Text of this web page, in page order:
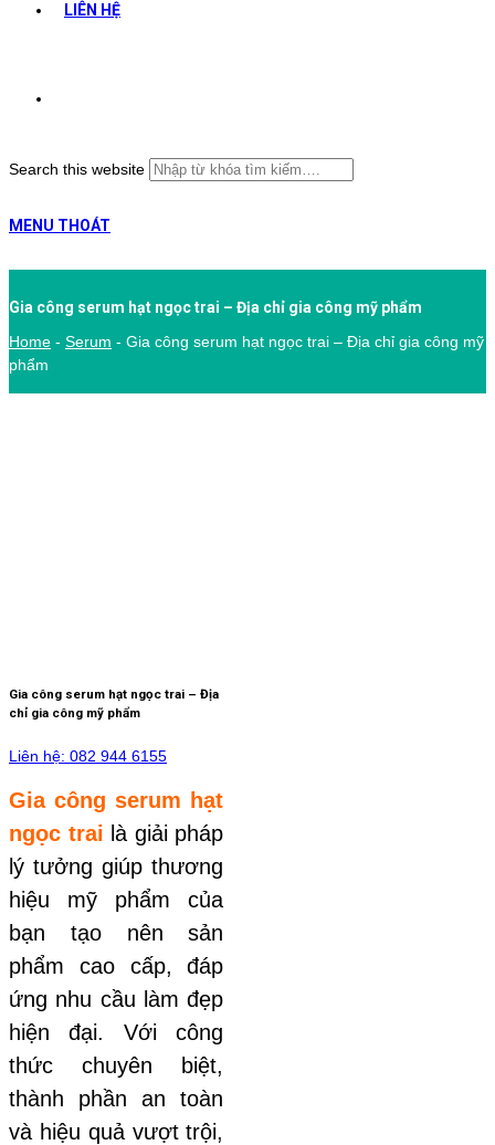
LIÊN HỆ
Search this website
MENU THOÁT
Gia công serum hạt ngọc trai – Địa chỉ gia công mỹ phẩm
Home - Serum - Gia công serum hạt ngọc trai – Địa chỉ gia công mỹ
phẩm
Gia công serum hạt ngọc trai – Địa
chỉ gia công mỹ phẩm
Liên hệ: 082 944 6155
Gia công serum hạt
ngọc trai là giải pháp
lý tưởng giúp thương
hiệu mỹ phẩm của
bạn tạo nên sản
phẩm cao cấp, đáp
ứng nhu cầu làm đẹp
hiện đại. Với công
thức chuyên biệt,
thành phần an toàn
và hiệu quả vượt trội,